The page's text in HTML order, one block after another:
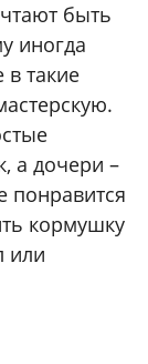
быть
иногда
в такие
а дочери –
понравится
кормушку
или